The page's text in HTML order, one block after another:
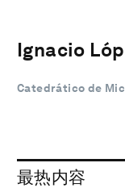
Ignacio
Catedrático de
最热内容